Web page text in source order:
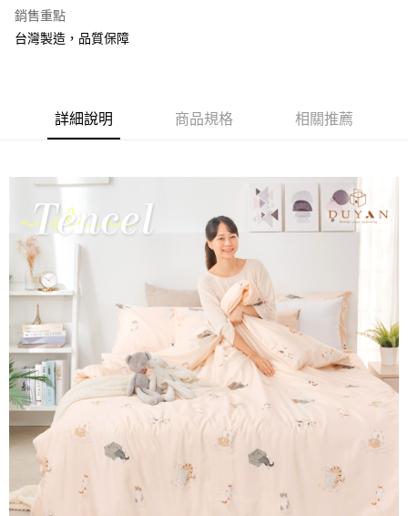
元大商業銀行
台新國際商業銀行
Google Pay
全盈+PAY
【大哥付你分期使用說明】
1.本服務由台灣大哥大提供，台灣大哥大用戶可立即使用無須另外申請。
成交易。
3.實際核准額度、可分期數及費用金額請依後續交易確認頁面所載為準。
4.訂單成立30分鐘內，如未前往確認交易或遇審核未通過，訂單將自動取
消。如遇「轉專審核」未通過狀況，表示未達大哥付你分期系統評分，恕無
法說明評估內容。
【繳款方式說明】
1.分期款項不併入電信帳單，「大哥付你分期」於每月結算日後寄送繳費提
醒簡訊。
2.透過簡訊連結打開帳單後，可選擇「超商條碼／台灣大直營門市／銀行轉
帳／街口支付／iPASS MONEY」等通路繳費。
【注意事項】
1.本服務係由「台灣大哥大股份有限公司」（以下簡稱本公司）所提供，讓
用戶於交易時，得透過本服務購買商品或服務，並由商店將買賣／分期付款
買賣價金債權讓與本公司後，依約使用本公司帳單繳交帳款。
2.基於同意付款使用「大哥付你分期」之契約關係目的，商店將以您的個人
資料（包含姓名、電話或地址）提供予台灣大哥大進項蒐集、處理及利用，
由本公司與您本人進行分期帳單所需資料之確認、核對及更正。
3.完整用戶服務條款，請詳閱以下連結：
https://oppay.tw/userRule
AFTEE先享後付
【關於「AFTEE先享後付」】
AFTEE先享後付是「在收到商品之後才付款」的支付方式。 讓您購物簡單
便利好安心！
１．簡單：不需註冊會員、不需綁卡、不需儲值。
２．便利：只要手機號碼，簡訊認證，即可結帳。
３．安心：先確認商品／服務後，再付款。
【「AFTEE先享後付」結帳流程】
１．於結帳方式選擇「AFTEE先享後付」後，將跳轉至「AFTEE先享後付」
結帳頁面，進行簡訊認證並確認金額後，即可完成結帳。
２．訂單成立數日內，您將收到繳費通知簡訊。
３．收到繳費通知簡訊後14天內，點擊此簡訊中的連結，可透過四大超商／
ATM／網路銀行／等多元方式進行付款，方視為交易完成。
※ 請注意：結帳手續完成當下不需立刻繳費，但若您需要取消訂單，請聯絡
購買商品的店家。未經商家同意取消之訂單仍視為有效，需透過AFTEE先享
後付繳納相關費用。
※ 交易是否成功請以「AFTEE先享後付 」之結帳頁面顯示為準，若有關於
是否繳費成功／繳費後需取消欲退款等相關疑問，請聯繫「AFTEE先享後付
客戶支援中心」
https://netprotections.freshdesk.com/support/home
【注意事項】
相關說明
「Hami Point」為中華電信所提供之點數服務，可於會員專區綁定中華電信
會員帳號後，即可在購物車使用 Hami Point 折抵消費金額 (1點等於1元)。
ATM付款
運送方式
全家取貨付款
每筆NT$60，滿NT$699(含以上)免運費
付款後全家取貨
每筆NT$60，滿NT$699(含以上)免運費
7-11取貨付款
每筆NT$60，滿NT$999(含以上)免運費
付款後7-11取貨
銷售重點
台灣製造，品質保障
詳細說明 商品規格 相關推薦